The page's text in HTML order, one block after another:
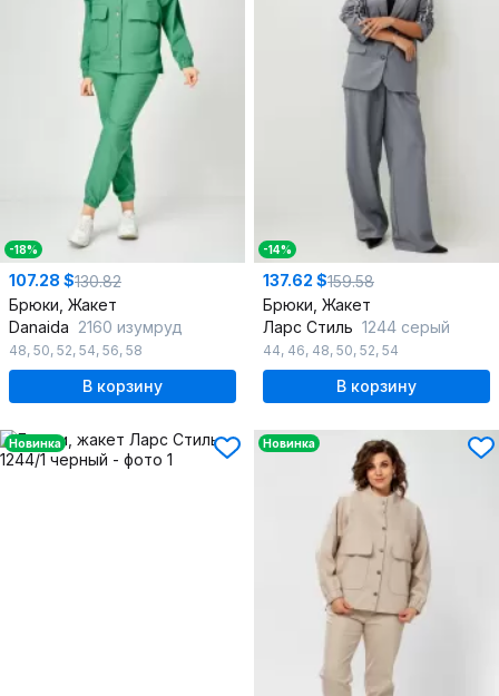
-18%
107.28 $130.82
Брюки, Жакет
Danaida 2160 изумруд
48, 50, 52, 54, 56, 58
В корзину
-14%
137.62 $159.58
Брюки, Жакет
Ларс Стиль 1244 серый
44, 46, 48, 50, 52, 54
В корзину
Новинка Новинка